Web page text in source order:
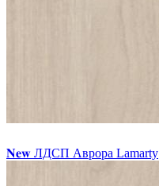
𝐍𝐞𝐰 ЛДСП Аврора Lamarty